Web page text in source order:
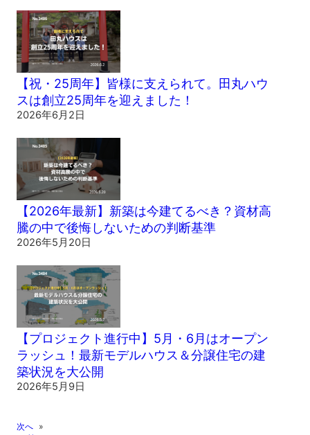
【祝・25周年】皆様に支えられて。田丸ハウ
スは創立25周年を迎えました！
2026年6月2日
【2026年最新】新築は今建てるべき？資材高
騰の中で後悔しないための判断基準
2026年5月20日
【プロジェクト進行中】5月・6月はオープン
ラッシュ！最新モデルハウス＆分譲住宅の建
築状況を大公開
2026年5月9日
次へ »